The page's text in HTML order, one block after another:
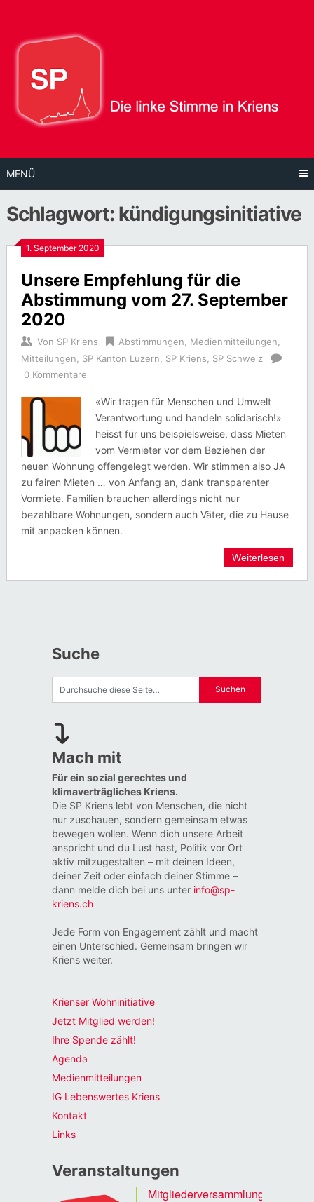
Inhalt
MENÜ
Schlagwort: kündigungsinitiative
1. September 2020
Unsere Empfehlung für die
Abstimmung vom 27. September
2020
Von SP Kriens Abstimmungen Medienmitteilungen
Mitteilungen
SP Kanton Luzern SP Kriens
SP Schweiz
0 Kommentare
«Wir tragen für Menschen und Umwelt
Verantwortung und handeln solidarisch!»
heisst für uns beispielsweise, dass Mieten
vom Vermieter vor dem Beziehen der
neuen Wohnung offengelegt werden. Wir stimmen also JA
zu fairen Mieten … von Anfang an, dank transparenter
Vormiete. Familien brauchen allerdings nicht nur
bezahlbare Wohnungen, sondern auch Väter, die zu Hause
mit anpacken können.
Weiterlesen
Suche
Mach mit
Für ein sozial gerechtes und
klimaverträgliches Kriens.
Die SP Kriens lebt von Menschen, die nicht
nur zuschauen, sondern gemeinsam etwas
bewegen wollen. Wenn dich unsere Arbeit
anspricht und du Lust hast, Politik vor Ort
aktiv mitzugestalten – mit deinen Ideen,
deiner Zeit oder einfach deiner Stimme –
dann melde dich bei uns unter info@sp-
kriens.ch
Jede Form von Engagement zählt und macht
einen Unterschied. Gemeinsam bringen wir
Kriens weiter.
Krienser Wohninitiative
Jetzt Mitglied werden!
Ihre Spende zählt!
Agenda
Medienmitteilungen
IG Lebenswertes Kriens
Kontakt
Links
Veranstaltungen
Mitgliederversammlung